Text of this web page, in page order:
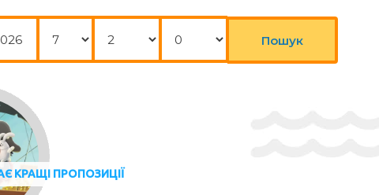
Пошук
КРАЩІ ПРОПОЗИЦІЇ